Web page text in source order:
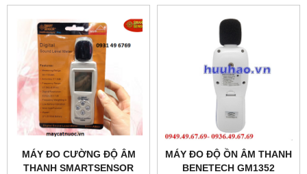
MÁY ĐO CƯỜNG ĐỘ ÂM
THANH SMARTSENSOR
MÁY ĐO ĐỘ ỒN ÂM THANH
BENETECH GM1352